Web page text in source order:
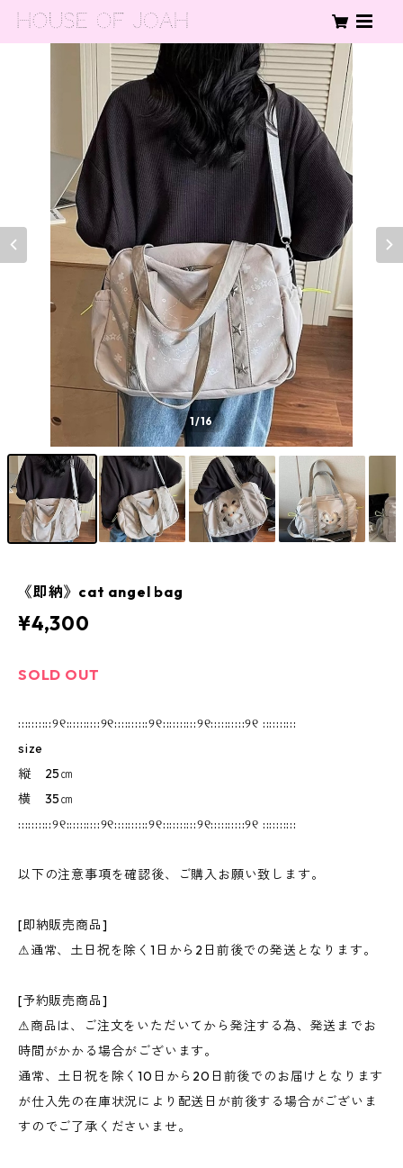
1/16
《即納》cat angel bag
¥4,300
SOLD OUT
::::::::::୨୧::::::::::୨୧::::::::::୨୧::::::::::୨୧::::::::::୨୧ ::::::::::
size
縦 25㎝
横 35㎝
::::::::::୨୧::::::::::୨୧::::::::::୨୧::::::::::୨୧::::::::::୨୧ ::::::::::
以下の注意事項を確認後、ご購入お願い致します。
[即納販売商品]
⚠︎通常、土日祝を除く1日から2日前後での発送となります。
[予約販売商品]
⚠︎商品は、ご注文をいただいてから発注する為、発送までお
時間がかかる場合がございます。
通常、土日祝を除く10日から20日前後でのお届けとなります
が仕入先の在庫状況により配送日が前後する場合がございま
すのでご了承くださいませ。